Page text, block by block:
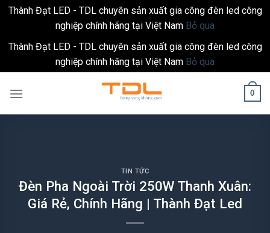
Thành Đạt LED - TDL chuyên sản xuất gia công đèn led công
nghiệp chính hãng tại Việt Nam Bỏ qua
Thành Đạt LED - TDL chuyên sản xuất gia công đèn led công
nghiệp chính hãng tại Việt Nam Bỏ qua
0
TIN TỨC
Đèn Pha Ngoài Trời 250W Thanh Xuân:
Giá Rẻ, Chính Hãng | Thành Đạt Led